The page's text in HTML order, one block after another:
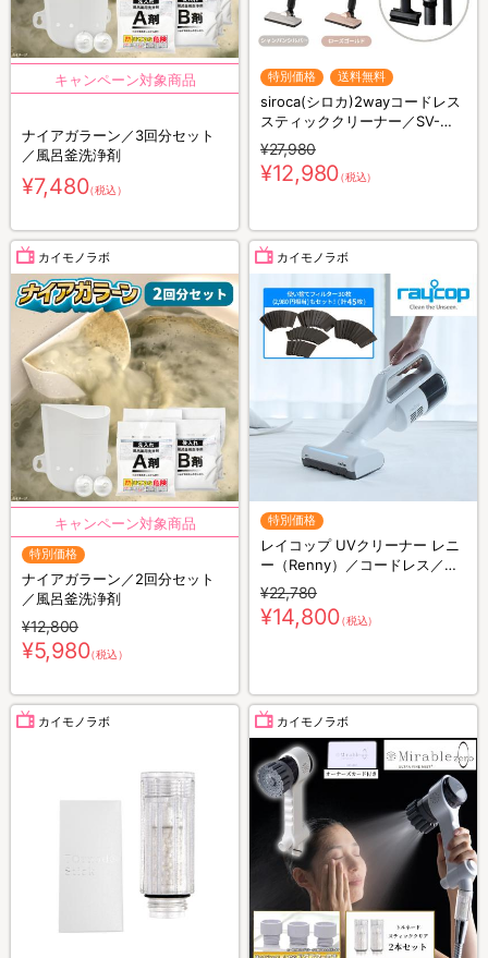
ナイアガラーン／3回分セット
／風呂釜洗浄剤
¥7,480（税込）
特別価格 送料無料
siroca(シロカ)2wayコードレス
スティッククリーナー／SV-
S281
¥27,980
¥12,980（税込）
カイモノラボ
特別価格
ナイアガラーン／2回分セット
／風呂釜洗浄剤
¥12,800
¥5,980（税込）
カイモノラボ
特別価格
レイコップ UVクリーナー レニ
ー（Renny）／コードレス／軽
量／布団クリーナー
¥22,780
¥14,800（税込）
カイモノラボ カイモノラボ